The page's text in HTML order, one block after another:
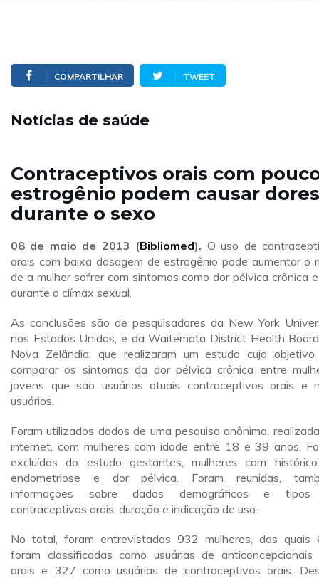
COMPARTILHAR TWEET
Notícias de saúde
Contraceptivos orais com
estrogênio podem causar dores
durante o sexo
08 de maio de 2013 (Bibliomed). O uso de
orais com baixa dosagem de estrogênio pode aumentar o
de a mulher sofrer com sintomas como dor pélvica crônica
durante o clímax sexual.
As conclusões são de pesquisadores da New York
nos Estados Unidos, e da Waitemata District Health
Nova Zelândia, que realizaram um estudo cujo
comparar os sintomas da dor pélvica crônica entre
jovens que são usuários atuais contraceptivos orais e
usuários.
Foram utilizados dados de uma pesquisa anônima,
internet, com mulheres com idade entre 18 e 39 anos.
excluídas do estudo gestantes, mulheres com
endometriose e dor pélvica. Foram reunidas,
informações sobre dados demográficos e
contraceptivos orais, duração e indicação de uso.
No total, foram entrevistadas 932 mulheres, das quais
foram classificadas como usuárias de anticoncepcionais
orais e 327 como usuárias de contraceptivos orais.